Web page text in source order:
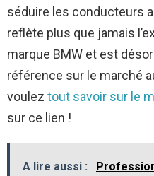
séduire les conducteurs
reflète plus que jamais
marque BMW et est
référence sur le marché
voulez tout savoir sur le
sur ce lien !
A lire aussi :